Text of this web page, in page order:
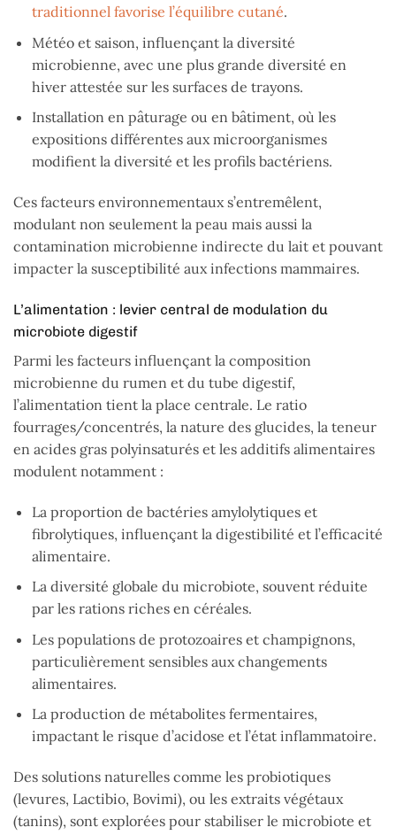
traditionnel favorise l’équilibre cutané.
Météo et saison, influençant la diversité
microbienne, avec une plus grande diversité en
hiver attestée sur les surfaces de trayons.
Installation en pâturage ou en bâtiment, où les
expositions différentes aux microorganismes
modifient la diversité et les profils bactériens.
Ces facteurs environnementaux s’entremêlent,
modulant non seulement la peau mais aussi la
contamination microbienne indirecte du lait et pouvant
impacter la susceptibilité aux infections mammaires.
L’alimentation : levier central de modulation du
microbiote digestif
Parmi les facteurs influençant la composition
microbienne du rumen et du tube digestif,
l’alimentation tient la place centrale. Le ratio
fourrages/concentrés, la nature des glucides, la teneur
en acides gras polyinsaturés et les additifs alimentaires
modulent notamment :
La proportion de bactéries amylolytiques et
fibrolytiques, influençant la digestibilité et l’efficacité
alimentaire.
La diversité globale du microbiote, souvent réduite
par les rations riches en céréales.
Les populations de protozoaires et champignons,
particulièrement sensibles aux changements
alimentaires.
La production de métabolites fermentaires,
impactant le risque d’acidose et l’état inflammatoire.
Des solutions naturelles comme les probiotiques
(levures, Lactibio, Bovimi), ou les extraits végétaux
(tanins), sont explorées pour stabiliser le microbiote et